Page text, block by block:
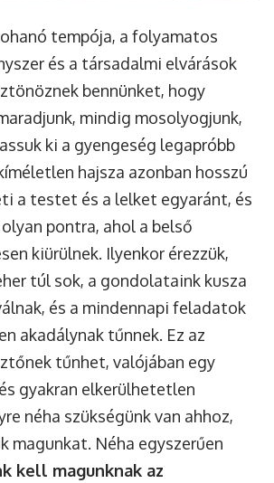
tempója, a folyamatos
és a társadalmi elvárások
bennünket, hogy
mindig mosolyogjunk,
ki a gyengeség legapróbb
hajsza azonban hosszú
a testet és a lelket egyaránt, és
pontra, ahol a belső
kiürülnek. Ilyenkor érezzük,
túl sok, a gondolataink kusza
és a mindennapi feladatok
akadálynak tűnnek. Ez az
tűnhet, valójában egy
gyakran elkerülhetetlen
néha szükségünk van ahhoz,
magunkat. Néha egyszerűen
kell magunknak az